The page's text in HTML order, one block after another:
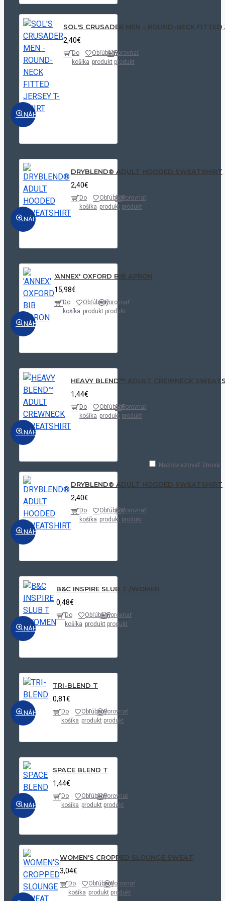
Nezobrazovať Znova
NÁHĽAD
SOL'S CRUSADER MEN - ROUND-NECK FITTED
2,40€
Do
košíka
Obľúbený
produkt
Porovnať
produkt
NÁHĽAD
DRYBLEND® ADULT HOODED SWEATSHIRT
2,40€
Do
košíka
Obľúbený
produkt
Porovnať
produkt
NÁHĽAD
'ANNEX' OXFORD BIB APRON
15,98€
Do
košíka
Obľúbený
produkt
Porovnať
produkt
NÁHĽAD
HEAVY BLEND™ ADULT CREWNECK
1,44€
Do
košíka
Obľúbený
produkt
Porovnať
produkt
NÁHĽAD
DRYBLEND® ADULT HOODED SWEATSHIRT
2,40€
Do
košíka
Obľúbený
produkt
Porovnať
produkt
NÁHĽAD
B&C INSPIRE SLUB T /WOMEN
0,48€
Do
košíka
Obľúbený
produkt
Porovnať
produkt
NÁHĽAD
TRI-BLEND T
0,81€
Do
košíka
Obľúbený
produkt
Porovnať
produkt
NÁHĽAD
SPACE BLEND T
1,44€
Do
košíka
Obľúbený
produkt
Porovnať
produkt
WOMEN'S CROPPED SLOUNGE SWEAT
3,04€
Do
košíka
Obľúbený
produkt
Porovnať
produkt